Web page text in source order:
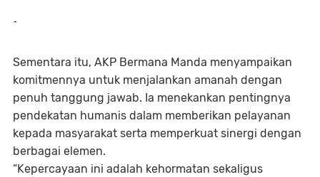
-
Sementara itu, AKP Bermana Manda menyampaikan
komitmennya untuk menjalankan amanah dengan
penuh tanggung jawab. Ia menekankan pentingnya
pendekatan humanis dalam memberikan pelayanan
kepada masyarakat serta memperkuat sinergi dengan
berbagai elemen.
“Kepercayaan ini adalah kehormatan sekaligus